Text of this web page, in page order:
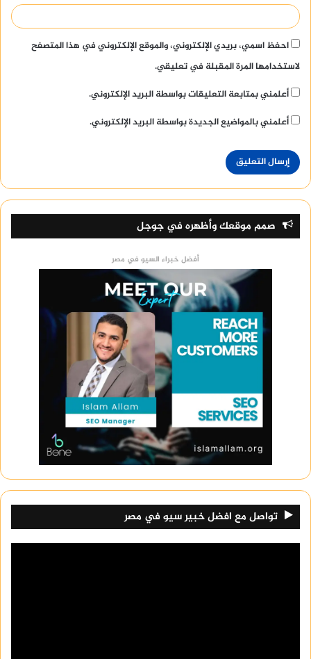
احفظ اسمي، بريدي الإلكتروني، والموقع الإلكتروني في هذا المتصفح
لاستخدامها المرة المقبلة في تعليقي.
أعلمني بمتابعة التعليقات بواسطة البريد الإلكتروني.
أعلمني بالمواضيع الجديدة بواسطة البريد الإلكتروني.
صمم موقعك وأظهره في جوجل
أفضل خبراء السيو في مصر
تواصل مع افضل خبير سيو في مصر